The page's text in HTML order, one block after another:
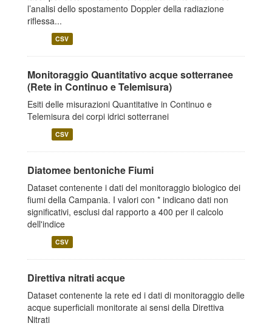
l’analisi dello spostamento Doppler della radiazione
riflessa...
CSV
Monitoraggio Quantitativo acque sotterranee
(Rete in Continuo e Telemisura)
Esiti delle misurazioni Quantitative in Continuo e
Telemisura dei corpi idrici sotterranei
CSV
Diatomee bentoniche Fiumi
Dataset contenente i dati del monitoraggio biologico dei
fiumi della Campania. I valori con * indicano dati non
significativi, esclusi dal rapporto a 400 per il calcolo
dell'indice
CSV
Direttiva nitrati acque
Dataset contenente la rete ed i dati di monitoraggio delle
acque superficiali monitorate ai sensi della Direttiva
Nitrati